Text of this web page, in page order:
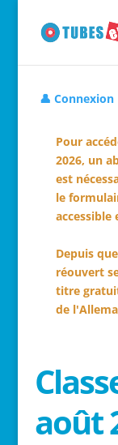
👤 Connexion
Pour
2026, un
est
le
accessible
Depuis
réouvert
titre
de
août